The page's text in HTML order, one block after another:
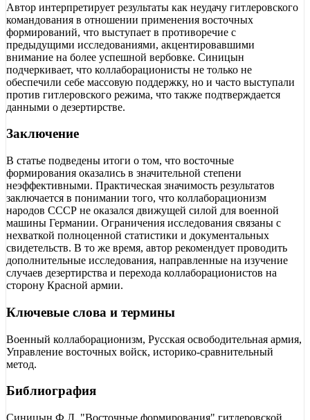
Автор интерпретирует результаты как неудачу гитлеровского
командования в отношении применения восточных
формирований, что выступает в противоречие с
предыдущими исследованиями, акцентировавшими
внимание на более успешной вербовке. Синицын
подчеркивает, что коллаборационисты не только не
обеспечили себе массовую поддержку, но и часто выступали
против гитлеровского режима, что также подтверждается
данными о дезертирстве.
Заключение
В статье подведены итоги о том, что восточные
формирования оказались в значительной степени
неэффективными. Практическая значимость результатов
заключается в понимании того, что коллаборационизм
народов СССР не оказался движущей силой для военной
машины Германии. Ограничения исследования связаны с
нехваткой полноценной статистики и документальных
свидетельств. В то же время, автор рекомендует проводить
дополнительные исследования, направленные на изучение
случаев дезертирства и перехода коллаборационистов на
сторону Красной армии.
Ключевые слова и термины
Военный коллаборационизм, Русская освободительная армия,
Управление восточных войск, историко-сравнительный
метод.
Библиография
Синицын Ф.Л. "Восточные формирования" гитлеровской